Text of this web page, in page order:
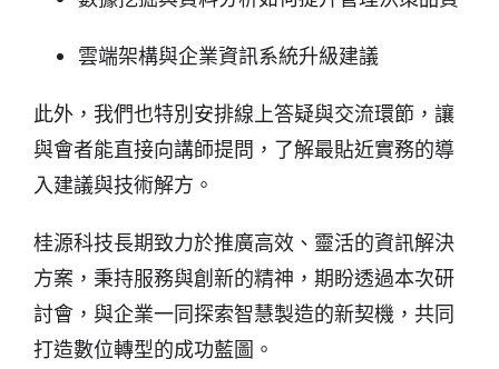
雲端架構與企業資訊系統升級建議
此外，我們也特別安排線上答疑與交流環節，讓
與會者能直接向講師提問，了解最貼近實務的導
入建議與技術解方。
桂源科技長期致力於推廣高效、靈活的資訊解決
方案，秉持服務與創新的精神，期盼透過本次研
討會，與企業一同探索智慧製造的新契機，共同
打造數位轉型的成功藍圖。